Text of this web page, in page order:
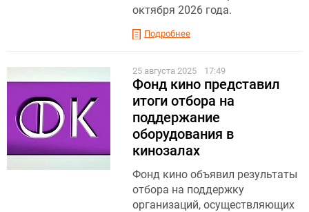
октября 2026 года.
Подробнее
25 августа 2025 17:49
Фонд кино представил
итоги отбора на
поддержание
оборудования в
кинозалах
Фонд кино объявил результаты
отбора на поддержку
организаций, осуществляющих